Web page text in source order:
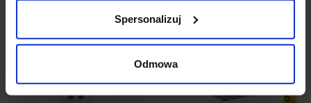
Spersonalizuj
Odmowa